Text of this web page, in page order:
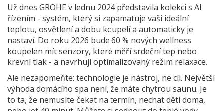
Už dnes GROHE v lednu 2024 představila kolekci s AI
řízením - systém, který si zapamatuje vaši ideální
teplotu, osvětlení a dobu koupelí a automaticky je
nastaví. Do roku 2026 bude 60 % nových wellness
koupelen mít senzory, které měří srdeční tep nebo
krevní tlak - a navrhují optimalizovaný režim relaxace.
Ale nezapomeňte: technologie je nástroj, ne cíl. Největší
výhoda domácího spa není, že máte chytrou saunu. Je
to ta, že nemusíte čekat na termín, nechat děti doma,